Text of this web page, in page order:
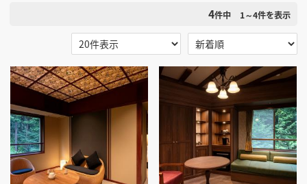
掲載希望のデザイン設計・施工会社様へ
店舗開業・改装をご検討中の方へ
検索条件をクリア
愛知県
業種 選択する
旅館
設計・施工範囲 選択する
4件中 1～4件を表示